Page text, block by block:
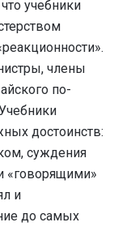
учебники
члены
по-
достоинств:
суждения
«говорящими»
и
до самых